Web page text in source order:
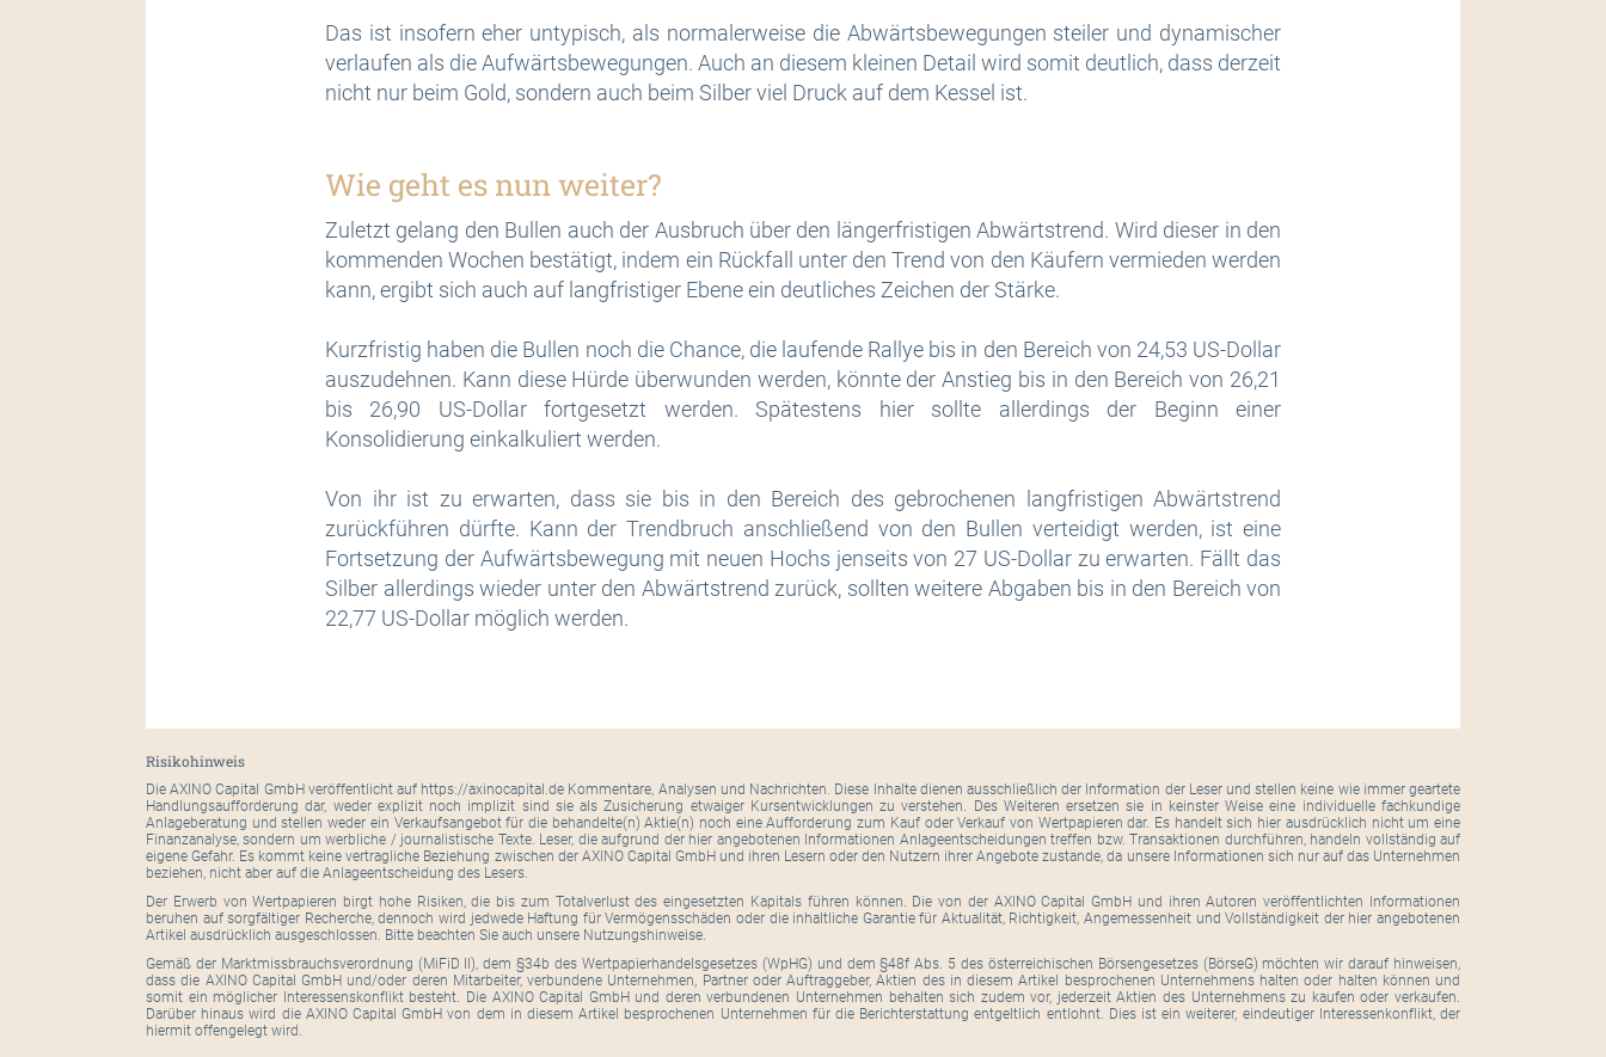
Das ist insofern eher untypisch, als normalerweise die Abwärtsbewegungen steiler und dynamischer
verlaufen als die Aufwärtsbewegungen. Auch an diesem kleinen Detail wird somit deutlich, dass derzeit
nicht nur beim Gold, sondern auch beim Silber viel Druck auf dem Kessel ist.
Wie geht es nun weiter?
Zuletzt gelang den Bullen auch der Ausbruch über den längerfristigen Abwärtstrend. Wird dieser in den
kommenden Wochen bestätigt, indem ein Rückfall unter den Trend von den Käufern vermieden werden
kann, ergibt sich auch auf langfristiger Ebene ein deutliches Zeichen der Stärke.
Kurzfristig haben die Bullen noch die Chance, die laufende Rallye bis in den Bereich von 24,53 US-Dollar
auszudehnen. Kann diese Hürde überwunden werden, könnte der Anstieg bis in den Bereich von 26,21
bis 26,90 US-Dollar fortgesetzt werden. Spätestens hier sollte allerdings der Beginn einer
Konsolidierung einkalkuliert werden.
Von ihr ist zu erwarten, dass sie bis in den Bereich des gebrochenen langfristigen Abwärtstrend
zurückführen dürfte. Kann der Trendbruch anschließend von den Bullen verteidigt werden, ist eine
Fortsetzung der Aufwärtsbewegung mit neuen Hochs jenseits von 27 US-Dollar zu erwarten. Fällt das
Silber allerdings wieder unter den Abwärtstrend zurück, sollten weitere Abgaben bis in den Bereich von
22,77 US-Dollar möglich werden.
Risikohinweis
Die AXINO Capital GmbH veröffentlicht auf https://axinocapital.de Kommentare, Analysen und Nachrichten. Diese Inhalte dienen ausschließlich der Information der Leser und stellen keine wie immer geartete
Handlungsaufforderung dar, weder explizit noch implizit sind sie als Zusicherung etwaiger Kursentwicklungen zu verstehen. Des Weiteren ersetzen sie in keinster Weise eine individuelle fachkundige
Anlageberatung und stellen weder ein Verkaufsangebot für die behandelte(n) Aktie(n) noch eine Aufforderung zum Kauf oder Verkauf von Wertpapieren dar. Es handelt sich hier ausdrücklich nicht um eine
Finanzanalyse, sondern um werbliche / journalistische Texte. Leser, die aufgrund der hier angebotenen Informationen Anlageentscheidungen treffen bzw. Transaktionen durchführen, handeln vollständig auf
eigene Gefahr. Es kommt keine vertragliche Beziehung zwischen der AXINO Capital GmbH und ihren Lesern oder den Nutzern ihrer Angebote zustande, da unsere Informationen sich nur auf das Unternehmen
beziehen, nicht aber auf die Anlageentscheidung des Lesers.
Der Erwerb von Wertpapieren birgt hohe Risiken, die bis zum Totalverlust des eingesetzten Kapitals führen können. Die von der AXINO Capital GmbH und ihren Autoren veröffentlichten Informationen
beruhen auf sorgfältiger Recherche, dennoch wird jedwede Haftung für Vermögensschäden oder die inhaltliche Garantie für Aktualität, Richtigkeit, Angemessenheit und Vollständigkeit der hier angebotenen
Artikel ausdrücklich ausgeschlossen. Bitte beachten Sie auch unsere Nutzungshinweise.
Gemäß der Marktmissbrauchsverordnung (MiFiD II), dem §34b des Wertpapierhandelsgesetzes (WpHG) und dem §48f Abs. 5 des österreichischen Börsengesetzes (BörseG) möchten wir darauf hinweisen,
dass die AXINO Capital GmbH und/oder deren Mitarbeiter, verbundene Unternehmen, Partner oder Auftraggeber, Aktien des in diesem Artikel besprochenen Unternehmens halten oder halten können und
somit ein möglicher Interessenskonflikt besteht. Die AXINO Capital GmbH und deren verbundenen Unternehmen behalten sich zudem vor, jederzeit Aktien des Unternehmens zu kaufen oder verkaufen.
Darüber hinaus wird die AXINO Capital GmbH von dem in diesem Artikel besprochenen Unternehmen für die Berichterstattung entgeltlich entlohnt. Dies ist ein weiterer, eindeutiger Interessenkonflikt, der
hiermit offengelegt wird.